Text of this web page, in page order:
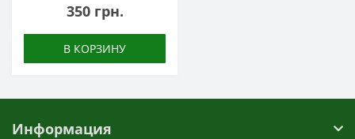
350 грн.
В КОРЗИНУ
Информация